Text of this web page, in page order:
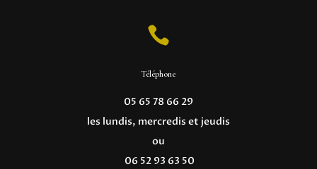

Téléphone
05 65 78 66 29
les lundis, mercredis et jeudis
ou
06 52 93 63 50